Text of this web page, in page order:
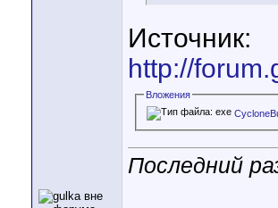
Источник:
http://
Вложения
Последний